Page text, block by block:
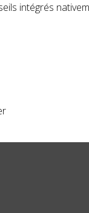
intégrés